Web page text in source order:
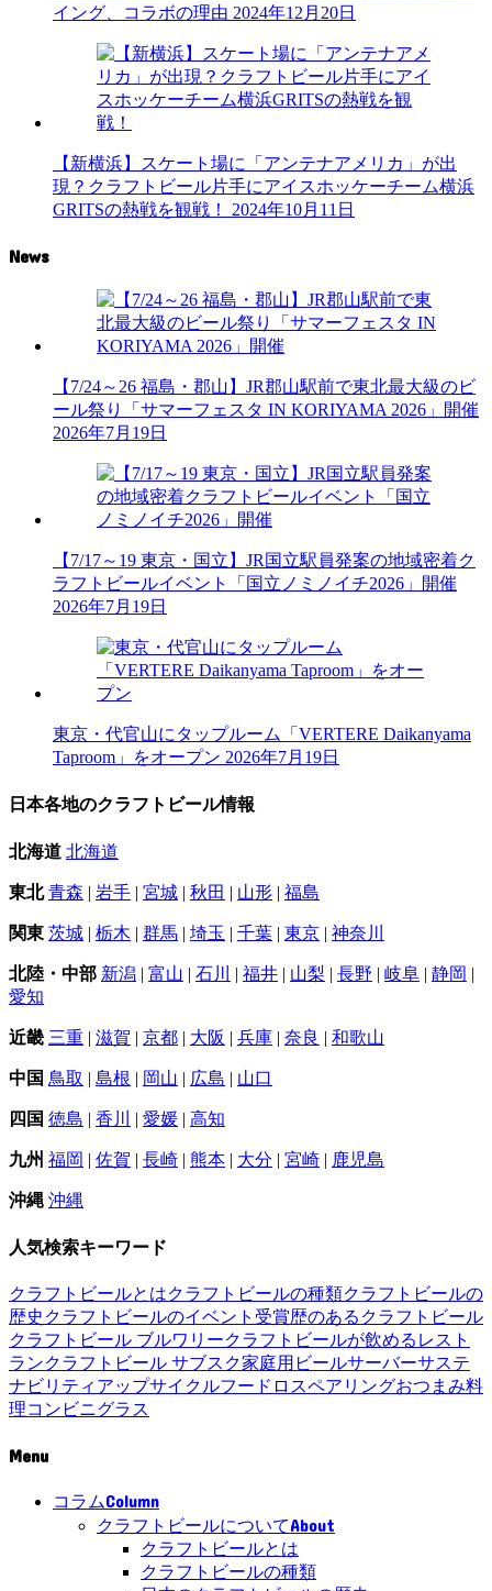
イング、コラボの理由 2024年12月20日
【新横浜】スケート場に「アンテナアメリカ」が出
現？クラフトビール片手にアイスホッケーチーム横浜
GRITSの熱戦を観戦！
2024年10月11日
News
【7/24～26 福島・郡山】JR郡山駅前で東北最大級のビ
ール祭り「サマーフェスタ IN KORIYAMA 2026」開催
2026年7月19日
【7/17～19 東京・国立】JR国立駅員発案の地域密着ク
ラフトビールイベント「国立ノミノイチ2026」開催
2026年7月19日
東京・代官山にタップルーム「VERTERE Daikanyama
Taproom」をオープン 2026年7月19日
日本各地のクラフトビール情報
北海道 北海道
東北 青森 | 岩手 | 宮城 | 秋田 | 山形 | 福島
関東 茨城 | 栃木 | 群馬 | 埼玉 | 千葉 | 東京 | 神奈川
北陸・中部 新潟 | 富山 | 石川 | 福井 | 山梨 | 長野 | 岐阜 | 静岡 |
愛知
近畿 三重 | 滋賀 | 京都 | 大阪 | 兵庫 | 奈良 | 和歌山
中国 鳥取 | 島根 | 岡山 | 広島 | 山口
四国 徳島 | 香川 | 愛媛 | 高知
九州 福岡 | 佐賀 | 長崎 | 熊本 | 大分 | 宮崎 | 鹿児島
沖縄 沖縄
人気検索キーワード
クラフトビールとはクラフトビールの種類クラフトビールの
歴史 クラフトビールのイベント 受賞歴のあるクラフトビール
クラフトビール ブルワリークラフトビールが飲めるレスト
ランクラフトビール サブスク家庭用ビールサーバーサステ
ナビリティ アップサイクルフードロスペアリングおつまみ料
理コンビニグラス
Menu
コラムColumn
クラフトビールについてAbout
クラフトビールとは
クラフトビールの種類